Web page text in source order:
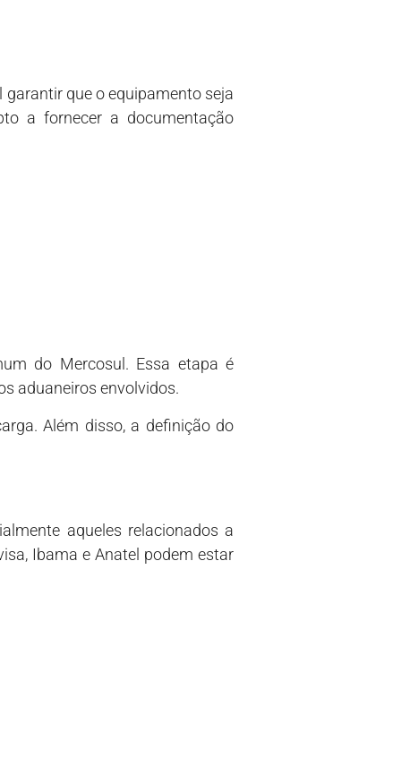
que o equipamento seja
a fornecer a documentação
do Mercosul. Essa etapa é
aduaneiros envolvidos.
Além disso, a definição do
aqueles relacionados a
Ibama e Anatel podem estar